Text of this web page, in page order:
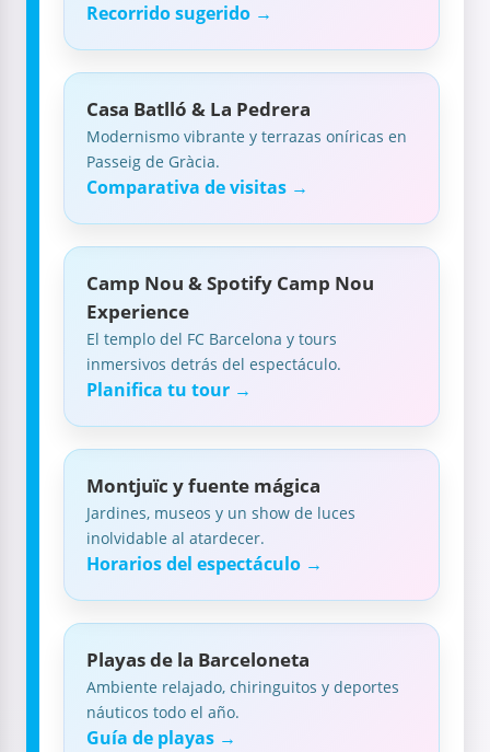
Recorrido sugerido →
Casa Batlló & La Pedrera
Modernismo vibrante y terrazas oníricas en
Passeig de Gràcia.
Comparativa de visitas →
Camp Nou & Spotify Camp Nou
Experience
El templo del FC Barcelona y tours
inmersivos detrás del espectáculo.
Planifica tu tour →
Montjuïc y fuente mágica
Jardines, museos y un show de luces
inolvidable al atardecer.
Horarios del espectáculo →
Playas de la Barceloneta
Ambiente relajado, chiringuitos y deportes
náuticos todo el año.
Guía de playas →